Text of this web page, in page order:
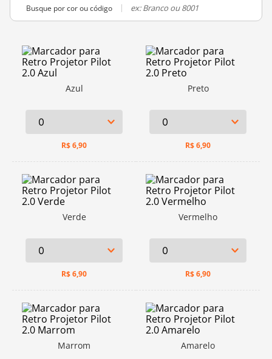
Busque por cor ou código
Azul
R$6,90
Preto
R$6,90
Verde
R$6,90
Vermelho
R$6,90
Marrom Amarelo